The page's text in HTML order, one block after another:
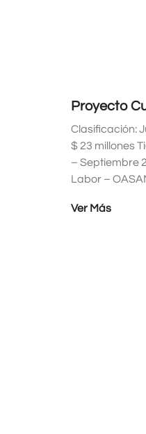
Proyecto
Clasificación:
$ 23 millones
– Septiembre
Labor –
Ver Más